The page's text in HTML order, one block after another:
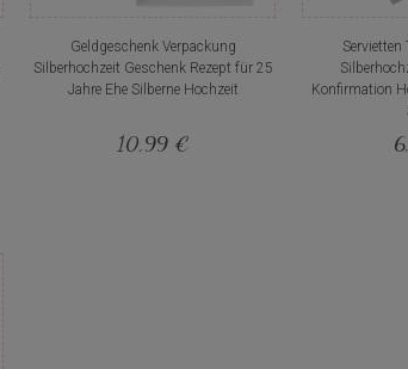
Geldgeschenk Verpackung
Silberhochzeit Geschenk Rezept für 25
Jahre Ehe Silberne Hochzeit
10,99 €
Servietten
Konfirmation